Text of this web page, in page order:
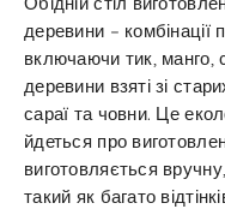
деревини – комбінації
включаючи тик, манго,
деревини взяті зі
сараї та човни. Це
йдеться про
виготовляється
такий як багато